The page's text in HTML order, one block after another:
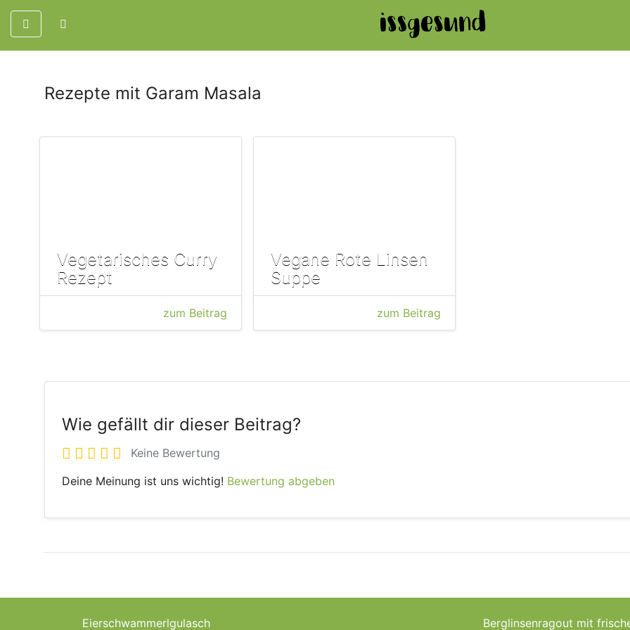
Rezepte mit Garam Masala
Vegetarisches Curry
Rezept
zum Beitrag
Vegane Rote Linsen
Suppe
zum Beitrag
Wie gefällt dir dieser Beitrag?
Keine Bewertung
Deine Meinung ist uns wichtig! Bewertung abgeben
Eierschwammerlgulasch Berglinsenragout mit